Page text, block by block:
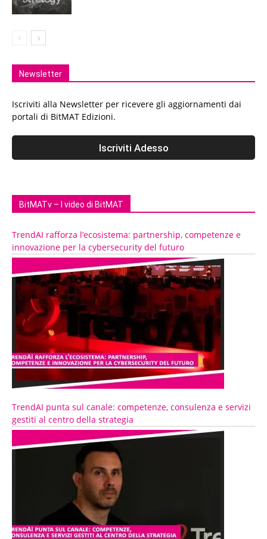
Newsletter
Iscriviti alla Newsletter per ricevere gli aggiornamenti dai
portali di BitMAT Edizioni.
BitMATv – I video di BitMAT
TrendAI rafforza l’ecosistema: partnership, competenze e
innovazione per la cybersecurity del futuro
TrendAI punta sul canale: competenze, consulenza e servizi
gestiti al centro della strategia